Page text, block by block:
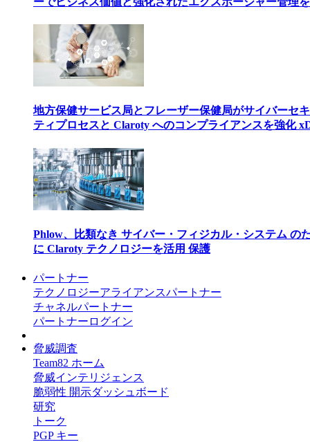
地方保健サービス局とフレーザー保健局がサイバーセ
ティプロセスと Claroty へのコンプライアンスを強化
Phlow、比類なき サイバー・フィジカル・システム の
に Claroty テクノロジーを活用 保護
パートナー
テクノロジーアライアンスパートナー
チャネルパートナー
パートナーログイン
脅威調査
Team82 ホーム
脅威インテリジェンス
脆弱性 開示ダッシュボード
研究
トーク
PGP キー